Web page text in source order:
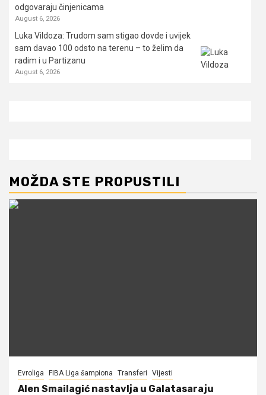
odgovaraju činjenicama
August 6, 2026
Luka Vildoza: Trudom sam stigao dovde i uvijek
sam davao 100 odsto na terenu – to želim da
radim i u Partizanu
August 6, 2026
MOŽDA STE PROPUSTILI
Evroliga FIBA Liga šampiona Transferi Vijesti
Alen Smailagić nastavlja u Galatasaraju